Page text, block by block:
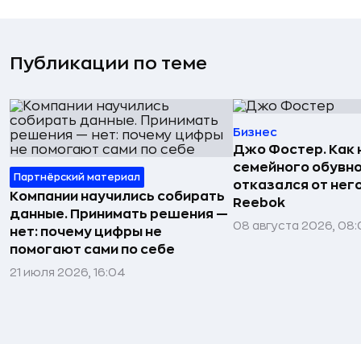
Публикации по теме
Партнёрский материал
Компании научились собирать
данные. Принимать решения —
нет: почему цифры не
помогают сами по себе
21 июля 2026, 16:04
Бизнес
Джо Фостер. Как
семейного
отказался от
Reebok
08 августа 2026,